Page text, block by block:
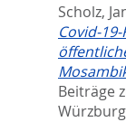
Scholz,
Covid-
Beiträge